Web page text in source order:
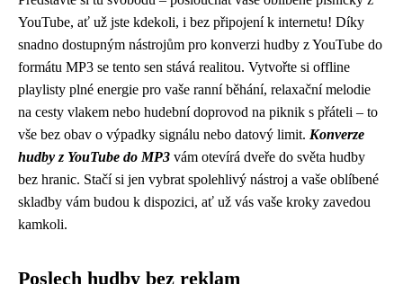
YouTube, ať už jste kdekoli, i bez připojení k internetu! Díky
snadno dostupným nástrojům pro konverzi hudby z YouTube do
formátu MP3 se tento sen stává realitou. Vytvořte si offline
playlisty plné energie pro vaše ranní běhání, relaxační melodie
na cesty vlakem nebo hudební doprovod na piknik s přáteli – to
vše bez obav o výpadky signálu nebo datový limit. Konverze
hudby z YouTube do MP3 vám otevírá dveře do světa hudby
bez hranic. Stačí si jen vybrat spolehlivý nástroj a vaše oblíbené
skladby vám budou k dispozici, ať už vás vaše kroky zavedou
kamkoli.
Poslech hudby bez reklam